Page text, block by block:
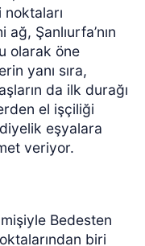
noktaları
Şanlıurfa’nın
olarak öne
yanı sıra,
da ilk durağı
el işçiliği
eşyalara
veriyor.
Bedesten
biri